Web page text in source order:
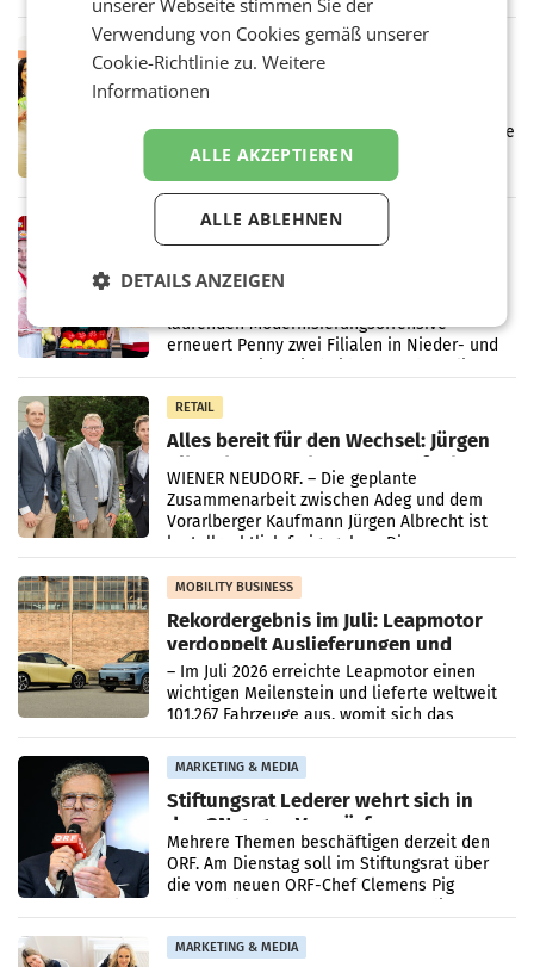
wieder Gewinn gemacht und die
Markterwartung deutlich übertroffen.
RETAIL
Müller informieren am POS über
Kreislauffähigkeit
Über den gesamten August hinweg rücken die
Altstoff Recycling Austria AG (ARA) und der
Handelskonzern Müller die Initiative
„Kreislauf-Helden“ in allen österreichischen
Müller-Filialen
RETAIL
Ober- und Niederösterreich
laufenden Modernisierungsoffensive
erneuert Penny zwei Filialen in Nieder- und
RETAIL
Alles bereit für den Wechsel: Jürgen
Albrecht setzt ab 1.1.2027 auf Adeg
WIENER NEUDORF. – Die geplante
Zusammenarbeit zwischen Adeg und dem
Vorarlberger Kaufmann Jürgen Albrecht ist
kartellrechtlich freigegeben: Die
Bundeswettbewerbsbehörde und der
Bundeskartellanwalt
MOBILITY BUSINESS
Rekordergebnis im Juli: Leapmotor
verdoppelt Auslieferungen und
überschreitet die 100.000er-Marke
– Im Juli 2026 erreichte Leapmotor einen
wichtigen Meilenstein und lieferte weltweit
101.267 Fahrzeuge aus, womit sich das
Ergebnis gegenüber Juli 2025 mehr als
verdoppelte (+102
MARKETING & MEDIA
Stiftungsrat Lederer wehrt sich in
den SN gegen Vorwürfe
Mehrere Themen beschäftigen derzeit den
ORF. Am Dienstag soll im Stiftungsrat über
die vom neuen ORF-Chef Clemens Pig
MARKETING & MEDIA
Verwendung von Cookies gemäß unserer
Cookie-Richtlinie zu.Weitere
Informationen
ALLE AKZEPTIEREN
ALLE ABLEHNEN
DETAILS ANZEIGEN